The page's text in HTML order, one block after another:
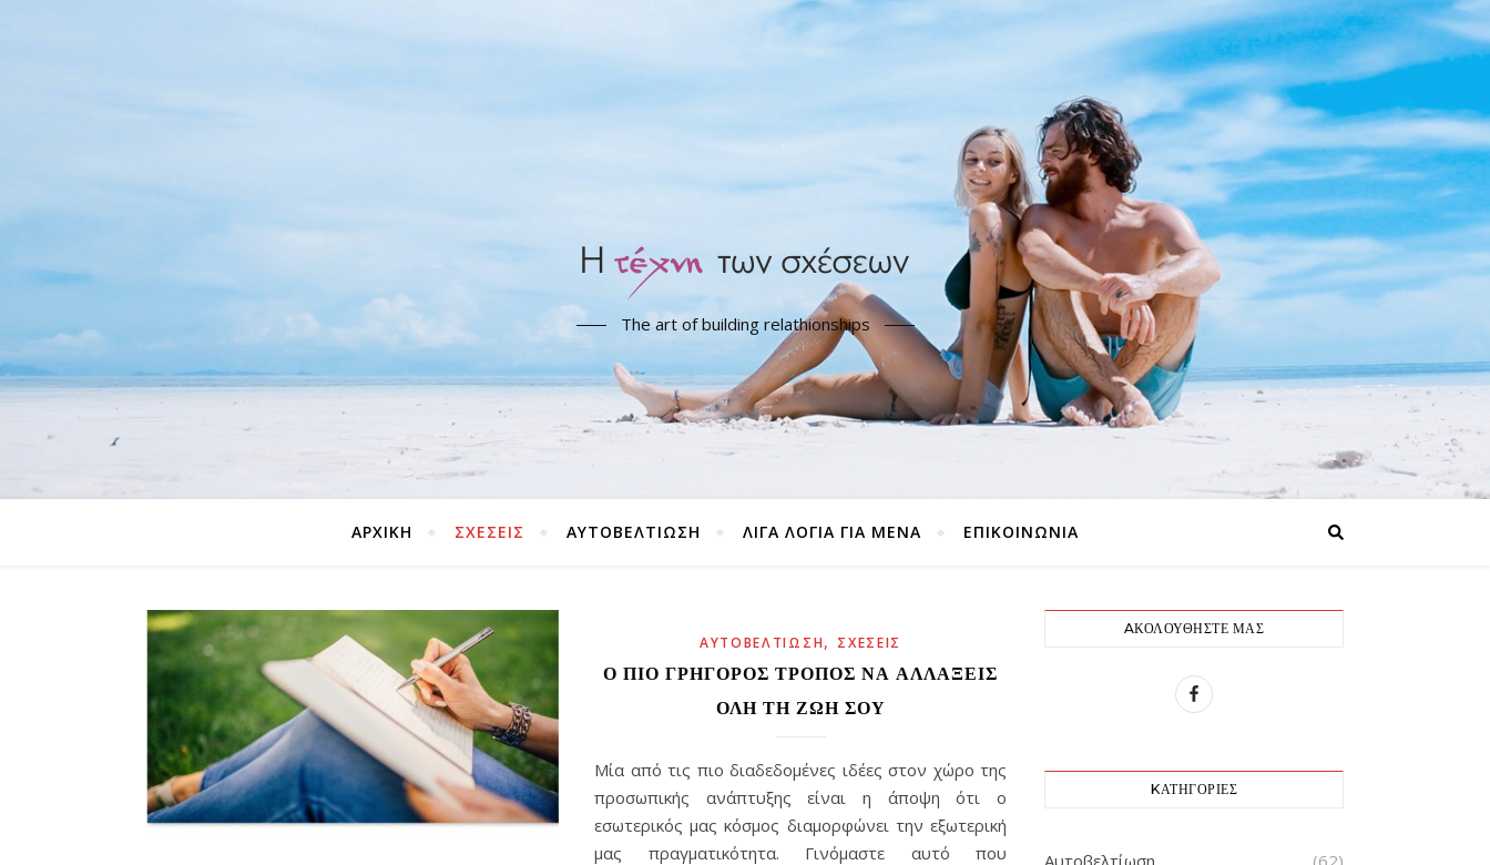
The art of building relathionships
ΑΡΧΙΚΗ ΣΧΈΣΕΙΣ ΑΥΤΟΒΕΛΤΊΩΣΗ ΛΙΓΑ ΛΟΓΙΑ ΓΙΑ ΜΕΝΑ ΕΠΙΚΟΙΝΩΝΙΑ
ΑΥΤΟΒΕΛΤΊΩΣΗ, ΣΧΈΣΕΙΣ
Ο ΠΙΟ ΓΡΉΓΟΡΟΣ ΤΡΌΠΟΣ ΝΑ ΑΛΛΆΞΕΙΣ
ΌΛΗ ΤΗ ΖΩΉ ΣΟΥ
Μία από τις πιο διαδεδομένες ιδέες στον χώρο της
προσωπικής ανάπτυξης είναι η άποψη ότι ο
εσωτερικός μας κόσμος διαμορφώνει την εξωτερική
μας πραγματικότητα. Γινόμαστε αυτό που
AΚΟΛΟΥΘΉΣΤΕ ΜΑΣ
KΑΤΗΓΟΡΊΕΣ
Αυτοβελτίωση (62)